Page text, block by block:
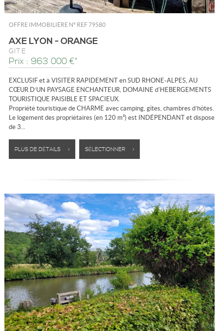
OFFRE IMMOBILIÈRE N° REF 79580
AXE LYON - ORANGE
GÎTE
Prix : 963 000 €*
EXCLUSIF et à VISITER RAPIDEMENT en SUD RHONE-ALPES, AU
CŒUR D’UN PAYSAGE ENCHANTEUR, DOMAINE d'HEBERGEMENTS
TOURISTIQUE PAISIBLE ET SPACIEUX.
Propriété touristique de CHARME avec camping, gîtes, chambres d’hôtes.
Le logement des propriétaires (en 120 m²) est INDÉPENDANT et dispose
de 3...
PLUS DE DÉTAILS > SÉLECTIONNER >